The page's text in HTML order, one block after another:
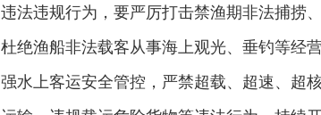
违法违规行为，要严厉打击禁渔期非法捕捞
杜绝渔船非法载客从事海上观光、垂钓等经
强水上客运安全管控，严禁超载、超速、超